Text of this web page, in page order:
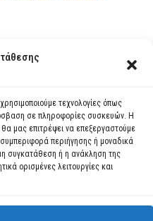
τεχνολογίες όπως
σε πληροφορίες συσκευών. Η
μας επιτρέψει να επεξεργαστούμε
περιήγησης ή μοναδικά
συγκατάθεση ή η ανάκληση της
ορισμένες λειτουργίες και